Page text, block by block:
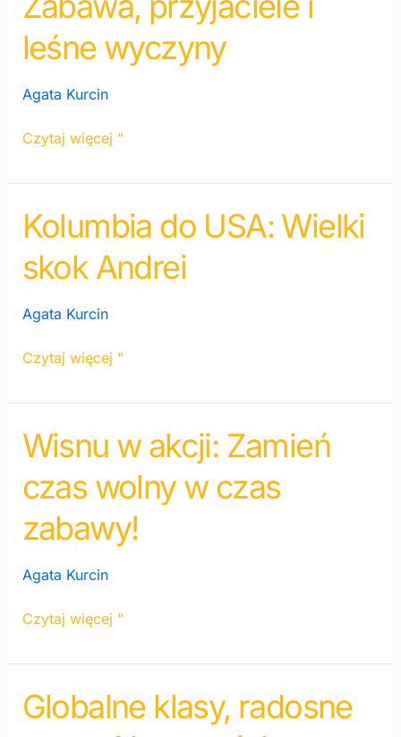
leśne wyczyny
Agata Kurcin
przyjaciele
leśne
Czytaj więcej "
Kolumbia do USA: Wielki
skok Andrei
Agata Kurcin
Kolumbia
do
USA:
skok
Czytaj więcej "
Wisnu w akcji: Zamień
czas wolny w czas
zabawy!
Agata Kurcin
Wisnu
w
akcji:
czas
w
zabawy!
Czytaj więcej "
Globalne klasy, radosne
Globalne
klasy,